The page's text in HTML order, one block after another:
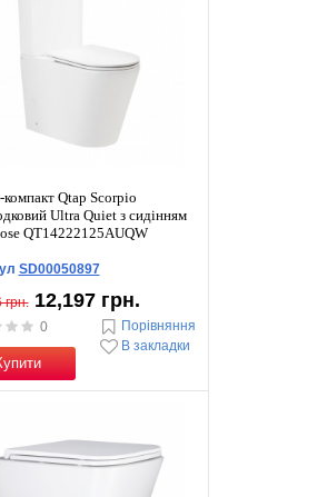
компакт Qtap Scorpio
Ultra Quiet з сидінням
QT14222125AUQW
SD00050897
грн. 12,197 грн.
0
Порівняння
В закладки